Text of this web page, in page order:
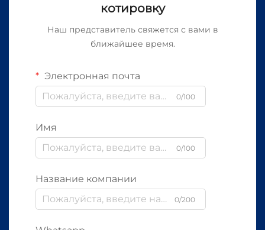
котировку
Наш представитель свяжется с вами в
ближайшее время.
Электронная почта
0/100
Имя
0/100
Название компании
0/200